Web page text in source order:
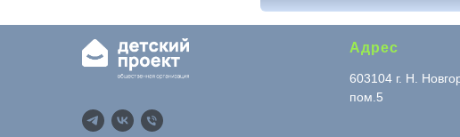
Адрес
603104 г. Н.
пом.5